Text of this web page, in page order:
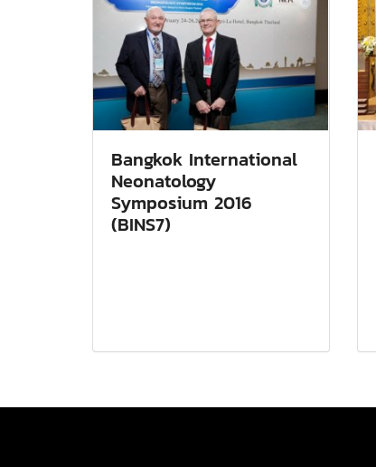
Bangkok International
Neonatology
Symposium 2016
(BINS7)